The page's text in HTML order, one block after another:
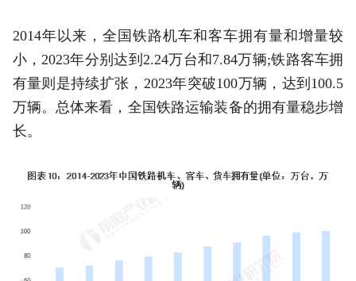
2014年以来，全国铁路机车和客车拥有量和增量较
小，2023年分别达到2.24万台和7.84万辆;铁路客车拥
有量则是持续扩张，2023年突破100万辆，达到100.5
万辆。总体来看，全国铁路运输装备的拥有量稳步增
长。